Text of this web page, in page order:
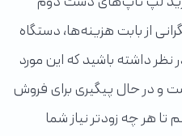
از بابت هزینه‌ها، دستگاه
نظر داشته باشید که این مورد
و در حال پیگیری برای فروش
هر چه زودتر نیاز شما